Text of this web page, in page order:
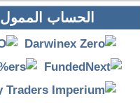
الحساب الممول